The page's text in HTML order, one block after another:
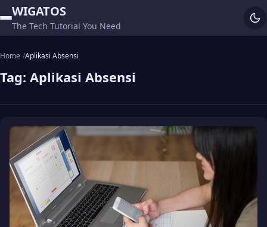
WIGATOS
The Tech Tutorial You Need
Home Aplikasi Absensi
Tag: Aplikasi Absensi